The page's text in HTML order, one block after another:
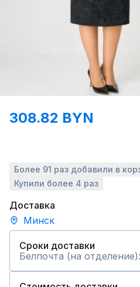
308.82 BYN
Более 91 раз добавили в
Купили более 4 раз
Доставка
Минск
Сроки доставки
Белпочта (на